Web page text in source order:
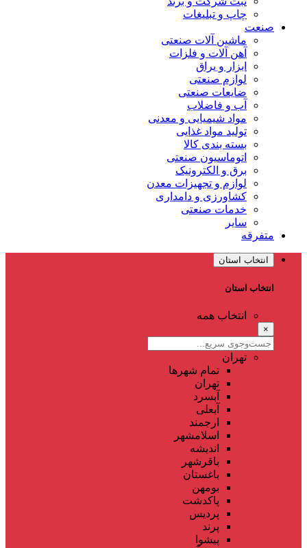
چاپ و تبلیغات
صنعت
ماشین آلات صنعتی
آهن آلات و فلزات
ابزار و یراق
لوازم صنعتی
ضایعات صنعتی
آب و فاضلاب
مواد شیمیایی و معدنی
تولید مواد غذایی
بسته بندی کالا
اتوماسیون صنعتی
برق و الکترونیک
لوازم و تجهیزات معدن
کشاورزی و دامداری
خدمات صنعتی
سایر
متفرقه
انتخاب استان
انتخاب استان
انتخاب همه
×
تهران
تمام شهر‌ها
تهران
آبسرد
آبعلی
ارجمند
اسلامشهر
اندیشه
باقرشهر
باغستان
بومهن
پاکدشت
پردیس
پرند
پیشوا